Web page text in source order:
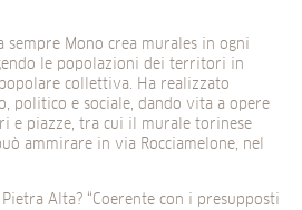
sempre Mono crea murales in ogni
le popolazioni dei territori in
collettiva. Ha realizzato
politico e sociale, dando vita a opere
e piazze, tra cui il murale torinese
ammirare in via Rocciamelone, nel
Alta? “Coerente con i presupposti